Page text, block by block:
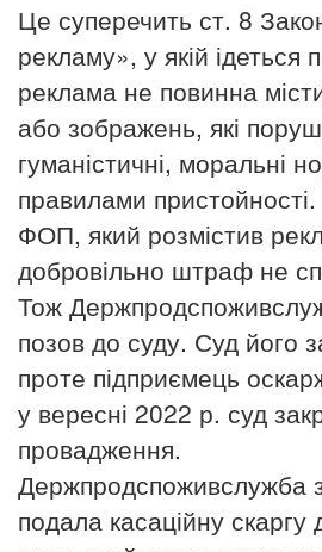
Це суперечить ст. 8
рекламу», у якій ідеться
реклама не повинна
або зображень, які
гуманістичні, моральні
правилами пристойності.
ФОП, який розмістив
добровільно штраф не
Тож
позов до суду. Суд його
проте підприємець
у вересні 2022 р. суд
провадження.
Держпродспоживслужба
подала касаційну